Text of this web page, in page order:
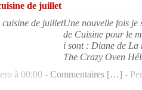
de juillet
Une nouvelle fois je
de Cuisine pour le
i sont : Diane de La
The Crazy Oven
à 00:00 - Commentaires […] -